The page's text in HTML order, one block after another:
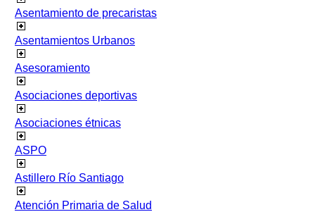
Asentamiento de precaristas
Asentamientos Urbanos
Asesoramiento
Asociaciones deportivas
Asociaciones étnicas
ASPO
Astillero Río Santiago
Atención Primaria de Salud